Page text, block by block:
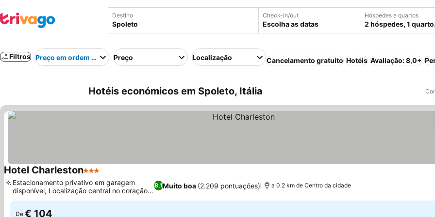
Destino Check-in/out
Escolha as datas
Hóspedes e quartos
2 hóspedes, 1 quarto.
Filtros Preço em ordem crescentePreço Localização Cancelamento gratuito Hotéis Avaliação: 8,0+
Hotéis económicos em Spoleto, Itália
Hotel Charleston3 Estrelas
8,1Muito boa (2.209 pontuações)
Estacionamento privativo em garagem
disponível, Localização central no coração
histórico de Spoleto
a 0.2 km de Centro da cidade
De € 104